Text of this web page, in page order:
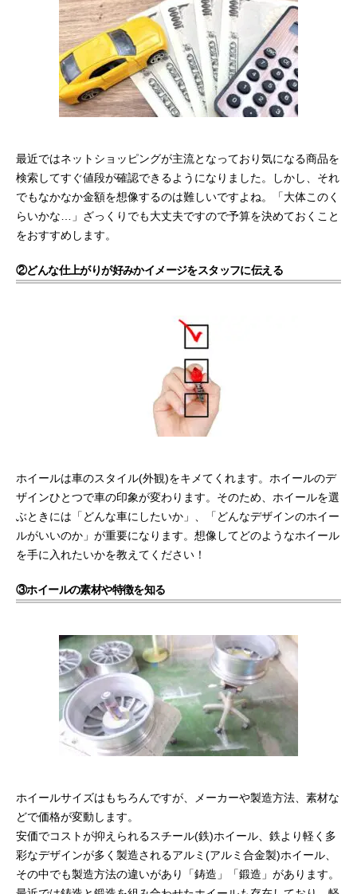
最近ではネットショッピングが主流となっており気になる商品を
検索してすぐ値段が確認できるようになりました。しかし、それ
でもなかなか金額を想像するのは難しいですよね。「大体このく
らいかな…」ざっくりでも大丈夫ですので予算を決めておくこと
をおすすめします。
②どんな仕上がりが好みかイメージをスタッフに伝える
ホイールは車のスタイル(外観)をキメてくれます。ホイールのデ
ザインひとつで車の印象が変わります。そのため、ホイールを選
ぶときには「どんな車にしたいか」、「どんなデザインのホイー
ルがいいのか」が重要になります。想像してどのようなホイール
を手に入れたいかを教えてください！
③ホイールの素材や特徴を知る
ホイールサイズはもちろんですが、メーカーや製造方法、素材な
どで価格が変動します。
安価でコストが抑えられるスチール(鉄)ホイール、鉄より軽く多
彩なデザインが多く製造されるアルミ(アルミ合金製)ホイール、
その中でも製造方法の違いがあり「鋳造」「鍛造」があります。